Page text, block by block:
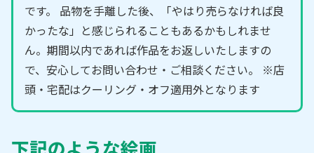
です。 品物を手離した後、「やはり売らなければ良
かったな」と感じられることもあるかもしれませ
ん。期間以内であれば作品をお返しいたしますの
で、安心してお問い合わせ・ご相談ください。 ※店
頭・宅配はクーリング・オフ適用外となります
下記のような絵画